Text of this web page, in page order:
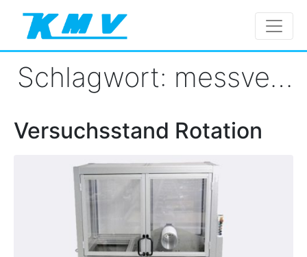
Schlagwort: messverfahren
Versuchsstand Rotation